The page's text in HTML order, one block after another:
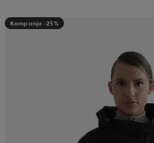
Kampanja -25%